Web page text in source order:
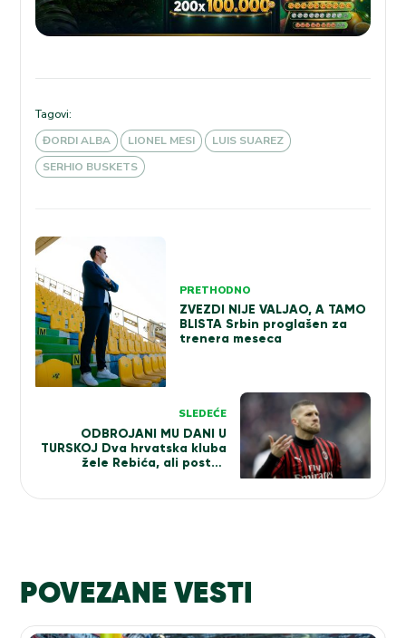
Tagovi:
ĐORDI ALBA
LIONEL MESI
LUIS SUAREZ
SERHIO BUSKETS
Kretanje
članka
PRETHODNO
ZVEZDI NIJE VALJAO, A TAMO
BLISTA Srbin proglašen za
trenera meseca
SLEDEĆE
ODBROJANI MU DANI U
TURSKOJ Dva hrvatska kluba
žele Rebića, ali postoji
POVEZANE VESTI